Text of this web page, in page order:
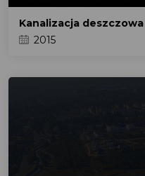
Kanalizacja
2015